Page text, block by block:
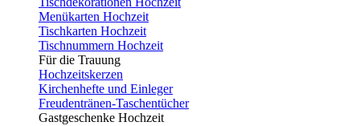
Menükarten Hochzeit
Tischkarten Hochzeit
Tischnummern Hochzeit
Für die Trauung
Hochzeitskerzen
Kirchenhefte und Einleger
Freudentränen-Taschentücher
Gastgeschenke Hochzeit